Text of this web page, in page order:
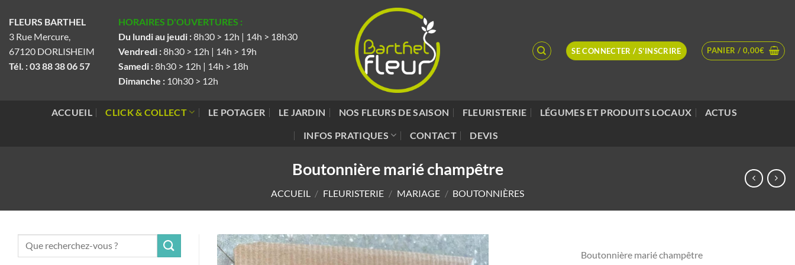
contenu
FLEURS BARTHEL
3 Rue Mercure,
67120 DORLISHEIM
Tél. : 03 88 38 06 57
HORAIRES D'OUVERTURES :
Du lundi au jeudi :8h30 > 12h | 14h > 18h30
Vendredi :8h30 > 12h | 14h > 19h
Samedi :8h30 > 12h | 14h > 18h
Dimanche : 10h30 > 12h
SE CONNECTER / S’INSCRIRE PANIER / 0,00€
ACCUEIL CLICK & COLLECT LE POTAGER LE JARDIN NOS FLEURS DE SAISON FLEURISTERIE LÉGUMES ET PRODUITS LOCAUX ACTUS
INFOS PRATIQUES CONTACT DEVIS
Boutonnière marié champêtre
ACCUEIL / FLEURISTERIE / MARIAGE / BOUTONNIÈRES
Recherche
pour :
Boutonnière marié champêtre